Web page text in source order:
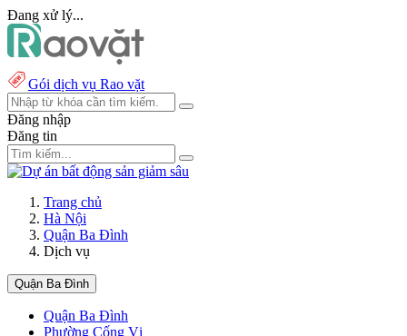
Đang xử lý...
Gói dịch vụ Rao vặt
Đăng nhập
Đăng tin
Trang chủ
Hà Nội
Quận Ba Đình
Dịch vụ
Quận Ba Đình
Quận Ba Đình
Phường Cống Vị